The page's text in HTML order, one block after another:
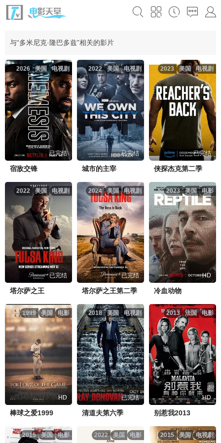
与“多米尼克·隆巴多兹”相关的影片
电视剧
美国
2026
已完结
宿敌交锋
电视剧
美国
2022
已完结
城市的主宰
电视剧
美国
2023
已完结
侠探杰克第二季
电视剧
美国
2022
已完结
塔尔萨之王
电视剧
美国
2024
已完结
塔尔萨之王第二季
电影
美国
2023
HD
冷血动物
电影
美国
1999
HD
棒球之爱1999
电视剧
美国
2018
已完结
清道夫第六季
电影
法国
2013
HD
别惹我2013
电影
美国
2015 电影
美国
2022 电视剧
美国
2015